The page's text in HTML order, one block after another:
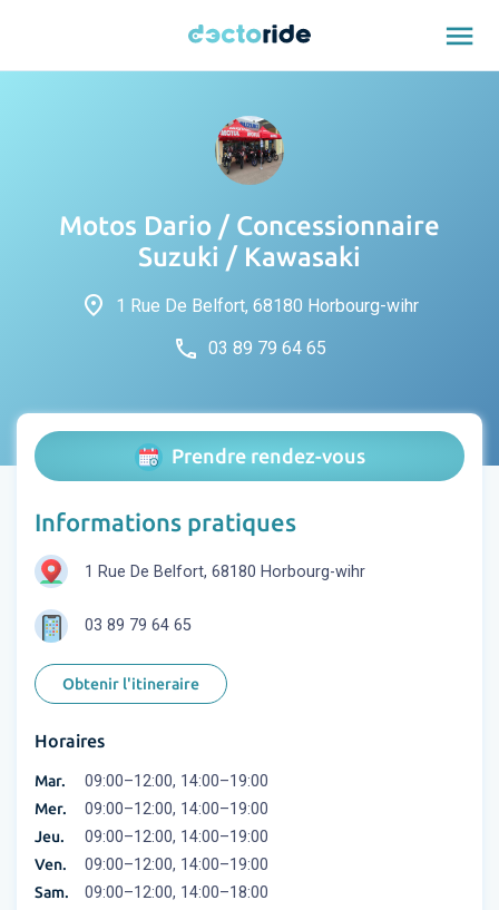
menu
Motos Dario / Concessionnaire
Suzuki / Kawasaki
place 1 Rue De Belfort, 68180 Horbourg-wihr
phone 03 89 79 64 65
Prendre rendez-vous
Informations pratiques
1 Rue De Belfort, 68180 Horbourg-wihr
03 89 79 64 65
Obtenir l'itineraire
Horaires
Mar. 09:00–12:00, 14:00–19:00
Mer. 09:00–12:00, 14:00–19:00
Jeu. 09:00–12:00, 14:00–19:00
Ven. 09:00–12:00, 14:00–19:00
Sam.
09:00–12:00, 14:00–18:00